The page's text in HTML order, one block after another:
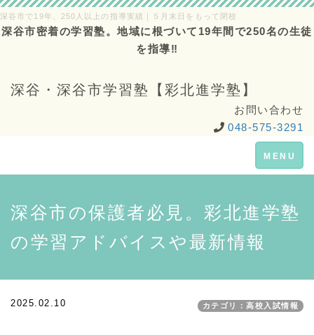
深谷市で19年、250人以上の指導実績｜５月末日をもって閉校
深谷市密着の学習塾。地域に根づいて19年間で250名の生徒
を指導‼
深谷・深谷市学習塾【彩北進学塾】
お問い合わせ
048-575-3291
Toggle
navigation
MENU
深谷市の保護者必見。彩北進学塾
の学習アドバイスや最新情報
2025.02.10 カテゴリ：高校入試情報